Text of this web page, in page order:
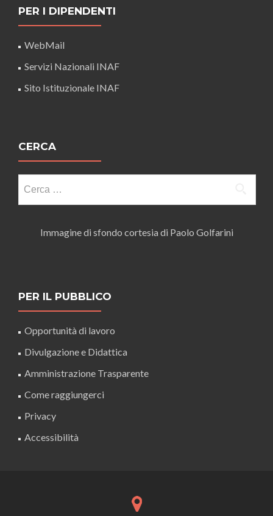
PER I DIPENDENTI
WebMail
Servizi Nazionali INAF
Sito Istituzionale INAF
CERCA
per:
Immagine di sfondo cortesia di Paolo Golfarini
PER IL PUBBLICO
Opportunità di lavoro
Divulgazione e Didattica
Amministrazione Trasparente
Come raggiungerci
Privacy
Accessibilità